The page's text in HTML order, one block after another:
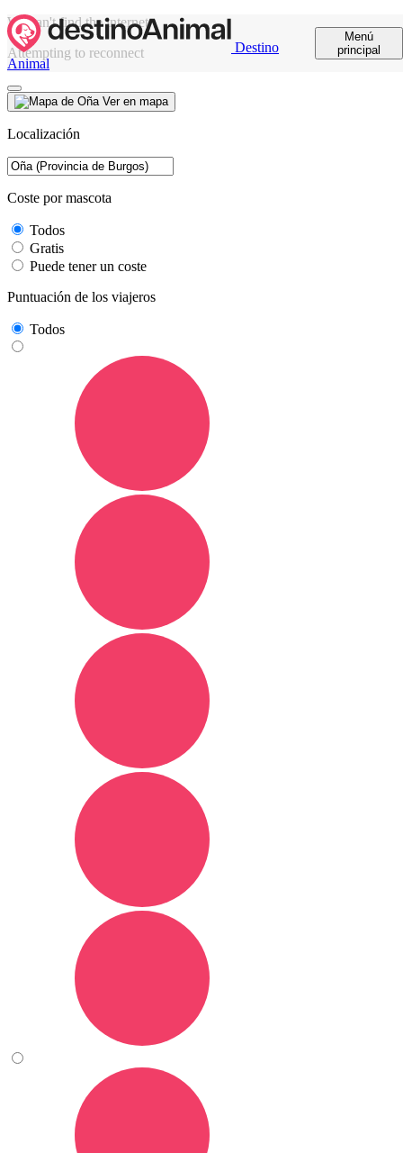
Destino
Animal
Menú
principal
We can't find the internet
Attempting to reconnect
Ver en mapa
Localización
Coste por mascota
Todos
Gratis
Puede tener un coste
Puntuación de los viajeros
Todos